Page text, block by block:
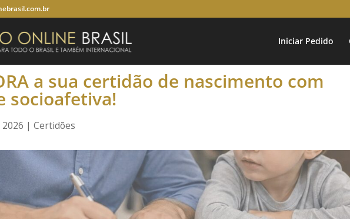
Iniciar Pedido
a sua certidão de nascimento com
socioafetiva!
|Certidões